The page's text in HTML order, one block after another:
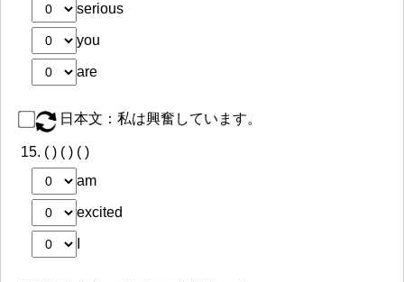
serious
you
are
日本文：私は興奮しています。
15. ( ) ( ) ( )
am
excited